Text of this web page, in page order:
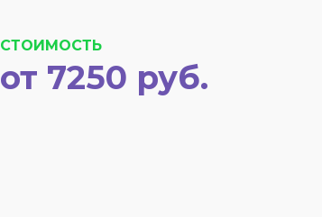
СТОИМОСТЬ
от 7250 руб.